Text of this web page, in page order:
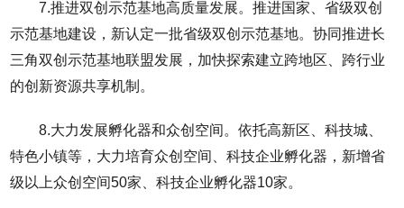
7.推进双创示范基地高质量发展。推进国家、省级双创
示范基地建设，新认定一批省级双创示范基地。协同推进长
三角双创示范基地联盟发展，加快探索建立跨地区、跨行业
的创新资源共享机制。
8.大力发展孵化器和众创空间。依托高新区、科技城、
特色小镇等，大力培育众创空间、科技企业孵化器，新增省
级以上众创空间50家、科技企业孵化器10家。